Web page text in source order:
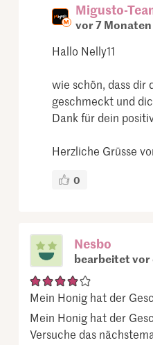
Migusto-
vor 7 Monaten
Hallo Nelly11
wie schön, dass dir
geschmeckt und
Dank für dein
Herzliche Grüsse
0
Nesbo
bearbeitet vor
Mein Honig hat der
Mein Honig hat der
Versuche das